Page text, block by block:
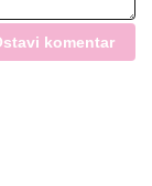
komentar